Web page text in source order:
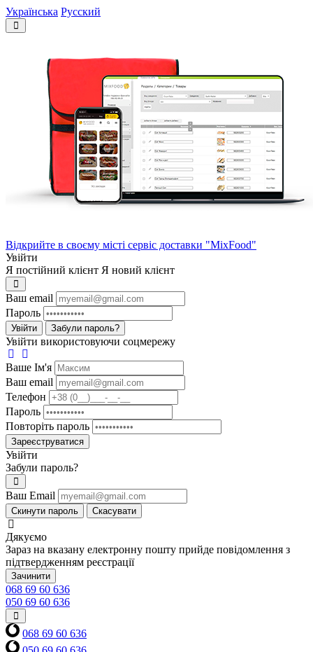
Українська Русский
Відкрийте в своєму місті сервіс доставки "MixFood"
Увійти
Я постійний клієнт Я новий клієнт
Ваш email
Пароль
Увійти Забули пароль?
Увійти використовуючи соцмережу
Ваше Iм'я
Ваш email
Телефон
Пароль
Повторіть пароль
Зареєструватися
Увійти
Забули пароль?
Ваш Email
Скинути пароль Скасувати
Дякуємо
Зараз на вказану електронну пошту прийде повідомлення з
підтвердженням реєстрації
Зачинити
068 69 60 636
050 69 60 636
068 69 60 636